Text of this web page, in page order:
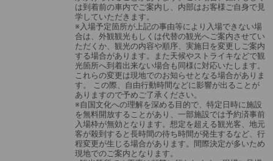
は到着前の車内でご案内し、内部はお客様ご自身で見
学していただきます。
※入場予定箇所が上記の事由等により入場できない場
合は、外観観光もしくは代替の観光へご案内させてい
ただくか、観光の内容や順序、実施日を変更しご案内
する場合があります。また天候やストライキなどで観
光箇所へ到着出来ない場合も同様に対応いたします。
これらの変更は現地でのお知らせとなる場合がありま
す。 この際、自由行動時間などに影響が出ることが
ありますので予めご了承ください。
※自国文化への理解を深める目的で、特定日時に施設
を無料開放することがあり、一部施設では予約済事前
入場枠が無効となります。想定を超える観光客、地元
客が殺到すると長時間の待ち時間が発生するなど、行
程変更が生じる場合があります。間際決定が多いため
現地でのご案内となります。